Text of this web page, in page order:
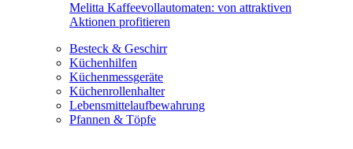
Melitta Kaffeevollautomaten: von attraktiven
Aktionen profitieren
Besteck & Geschirr
Küchenhilfen
Küchenmessgeräte
Küchenrollenhalter
Lebensmittelaufbewahrung
Pfannen & Töpfe